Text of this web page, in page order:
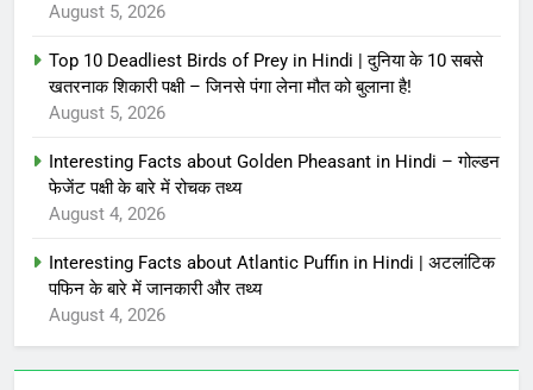
August 5, 2026
Top 10 Deadliest Birds of Prey in Hindi | दुनिया के 10 सबसे
खतरनाक शिकारी पक्षी – जिनसे पंगा लेना मौत को बुलाना है!
August 5, 2026
Interesting Facts about Golden Pheasant in Hindi – गोल्डन
फेजेंट पक्षी के बारे में रोचक तथ्य
August 4, 2026
Interesting Facts about Atlantic Puffin in Hindi | अटलांटिक
पफिन के बारे में जानकारी और तथ्य
August 4, 2026